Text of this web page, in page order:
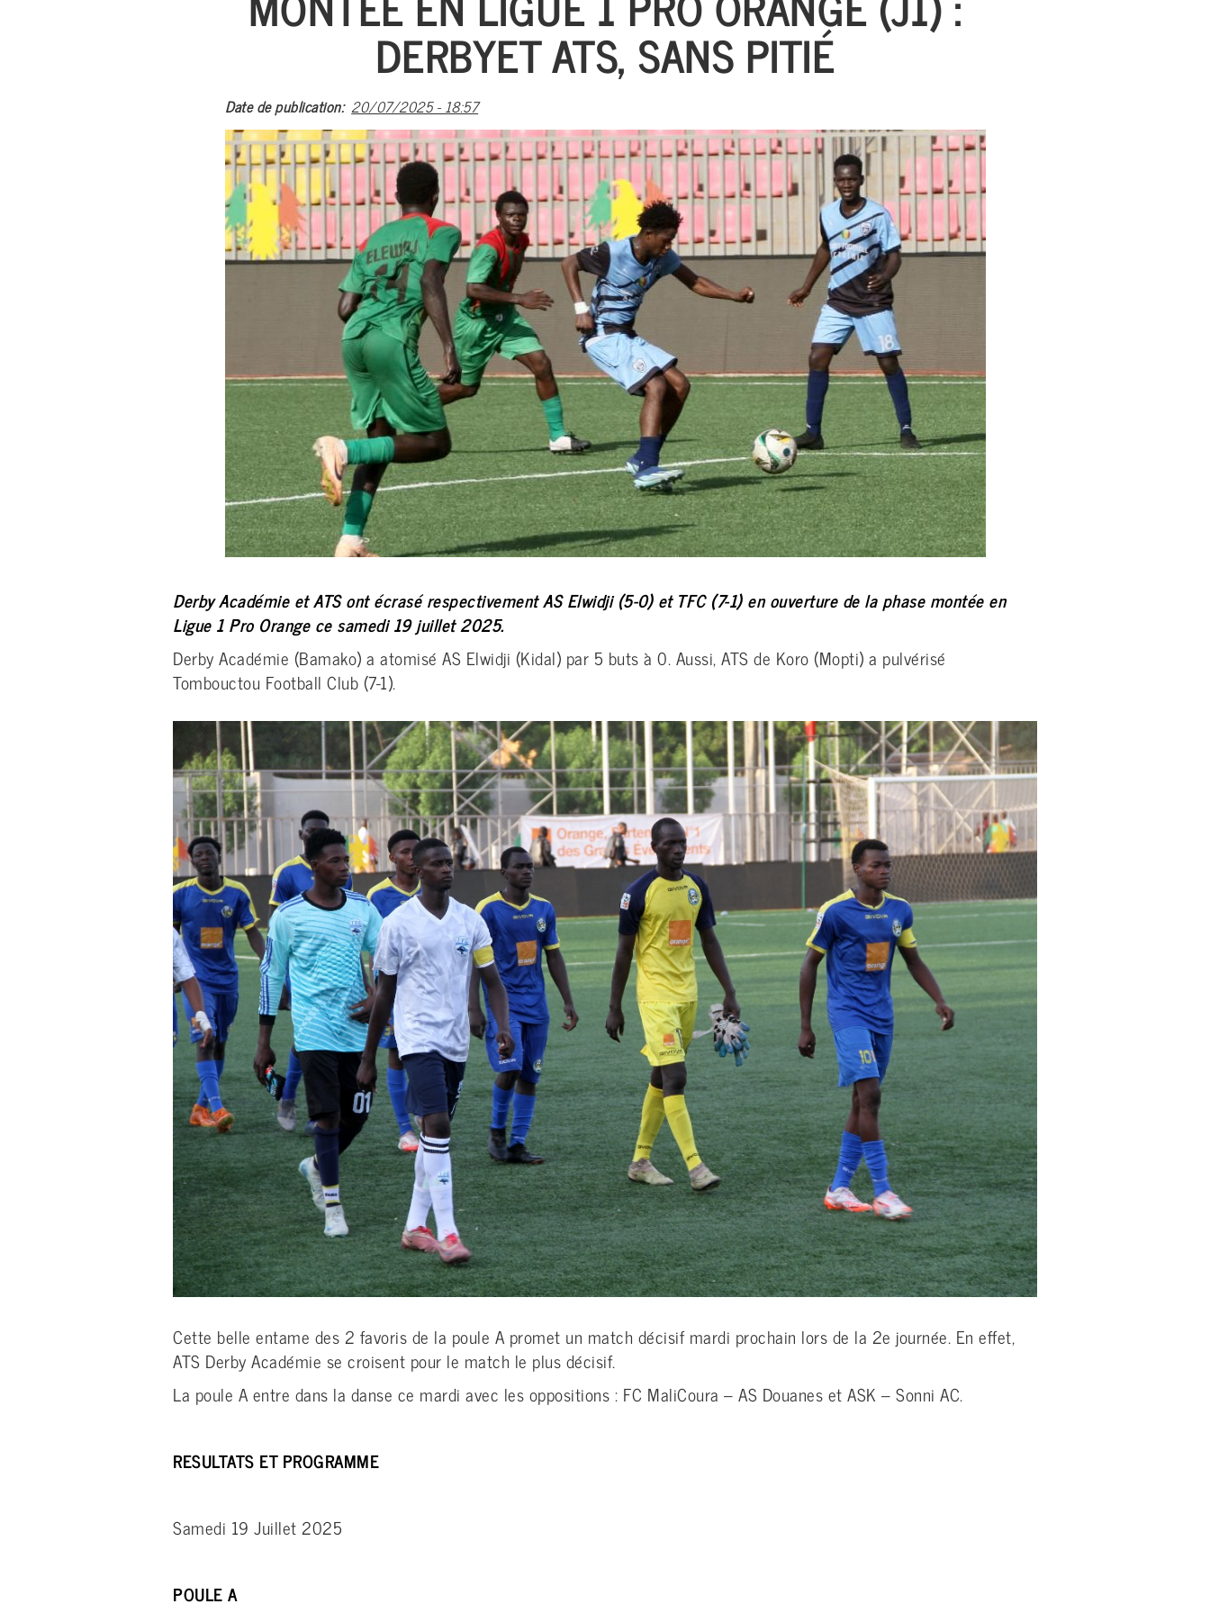
DERBYET ATS, SANS PITIÉ
Date de publication 20/07/2025 - 18:57
Derby Académie et ATS ont écrasé respectivement AS Elwidji (5-0) et TFC (7-1) en ouverture de la phase montée en
Ligue 1 Pro Orange ce samedi 19 juillet 2025.
Derby Académie (Bamako) a atomisé AS Elwidji (Kidal) par 5 buts à 0. Aussi, ATS de Koro (Mopti) a pulvérisé
Tombouctou Football Club (7-1).
Cette belle entame des 2 favoris de la poule A promet un match décisif mardi prochain lors de la 2e journée. En effet,
ATS Derby Académie se croisent pour le match le plus décisif.
La poule A entre dans la danse ce mardi avec les oppositions : FC MaliCoura – AS Douanes et ASK – Sonni AC.
RESULTATS ET PROGRAMME
Samedi 19 Juillet 2025
POULE A